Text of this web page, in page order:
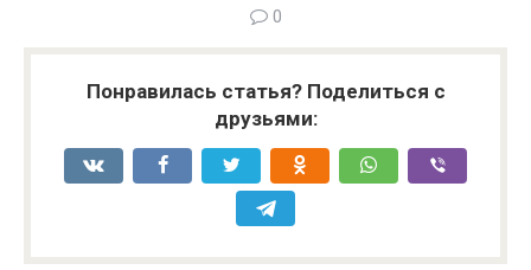
0
Понравилась статья? Поделиться с
друзьями: